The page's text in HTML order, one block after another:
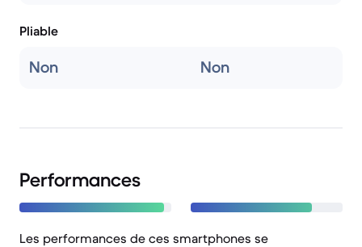
Pliable
Non Non
Performances
Les performances de ces smartphones se